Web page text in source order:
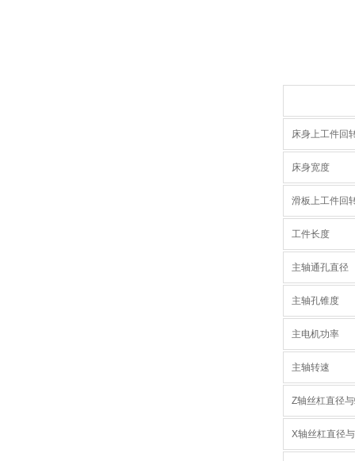
床身上工件回
床身宽度
滑板上工件回
工件长度
主轴通孔直径
主轴孔锥度
主电机功率
主轴转速
Z轴丝杠直径
X轴丝杠直径